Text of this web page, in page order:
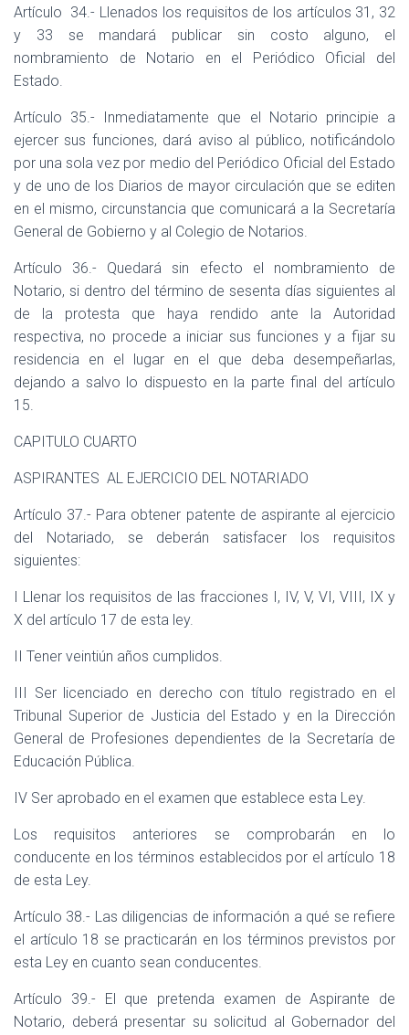
Artículo 34.- Llenados los requisitos de los artículos 31, 32
y 33 se mandará publicar sin costo alguno, el
nombramiento de Notario en el Periódico Oficial del
Estado.
Artículo 35.- Inmediatamente que el Notario principie a
ejercer sus funciones, dará aviso al público, notificándolo
por una sola vez por medio del Periódico Oficial del Estado
y de uno de los Diarios de mayor circulación que se editen
en el mismo, circunstancia que comunicará a la Secretaría
General de Gobierno y al Colegio de Notarios.
Artículo 36.- Quedará sin efecto el nombramiento de
Notario, si dentro del término de sesenta días siguientes al
de la protesta que haya rendido ante la Autoridad
respectiva, no procede a iniciar sus funciones y a fijar su
residencia en el lugar en el que deba desempeñarlas,
dejando a salvo lo dispuesto en la parte final del artículo
15.
CAPITULO CUARTO
ASPIRANTES AL EJERCICIO DEL NOTARIADO
Artículo 37.- Para obtener patente de aspirante al ejercicio
del Notariado, se deberán satisfacer los requisitos
siguientes:
I Llenar los requisitos de las fracciones I, IV, V, VI, VIII, IX y
X del artículo 17 de esta ley.
II Tener veintiún años cumplidos.
III Ser licenciado en derecho con título registrado en el
Tribunal Superior de Justicia del Estado y en la Dirección
General de Profesiones dependientes de la Secretaría de
Educación Pública.
IV Ser aprobado en el examen que establece esta Ley.
Los requisitos anteriores se comprobarán en lo
conducente en los términos establecidos por el artículo 18
de esta Ley.
Artículo 38.- Las diligencias de información a qué se refiere
el artículo 18 se practicarán en los términos previstos por
esta Ley en cuanto sean conducentes.
Artículo 39.- El que pretenda examen de Aspirante de
Notario, deberá presentar su solicitud al Gobernador del